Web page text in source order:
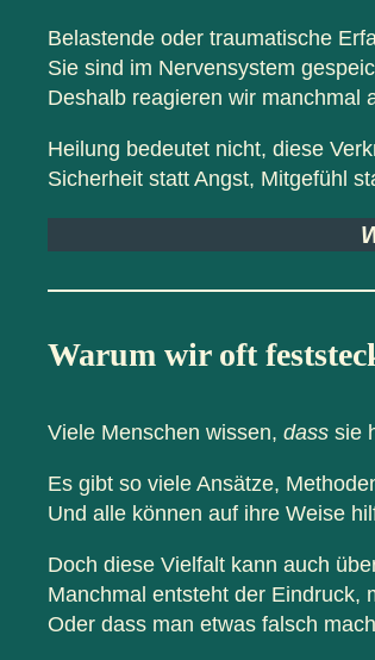
Belastende oder traumatische
Sie sind im Nervensystem
Deshalb reagieren wir manchmal
Heilung bedeutet nicht, diese
Sicherheit statt Angst, Mitgefühl
Warum wir oft
Viele Menschen wissen, dass sie
Es gibt so viele Ansätze,
Und alle können auf ihre Weise
Doch diese Vielfalt kann auch
Manchmal entsteht der Eindruck,
Oder dass man etwas falsch